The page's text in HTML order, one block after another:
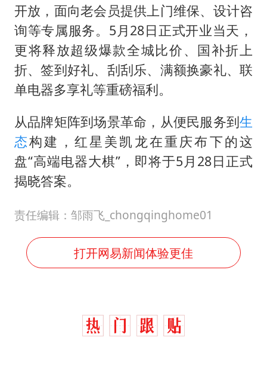
开放，面向老会员提供上门维保、设计咨
询等专属服务。5月28日正式开业当天，
更将释放超级爆款全城比价、国补折上
折、签到好礼、刮刮乐、满额换豪礼、联
单电器多享礼等重磅福利。
从品牌矩阵到场景革命，从便民服务到生
态构建，红星美凯龙在重庆布下的这
盘“高端电器大棋”，即将于5月28日正式
揭晓答案。
责任编辑：邹雨飞_chongqinghome01
打开网易新闻体验更佳